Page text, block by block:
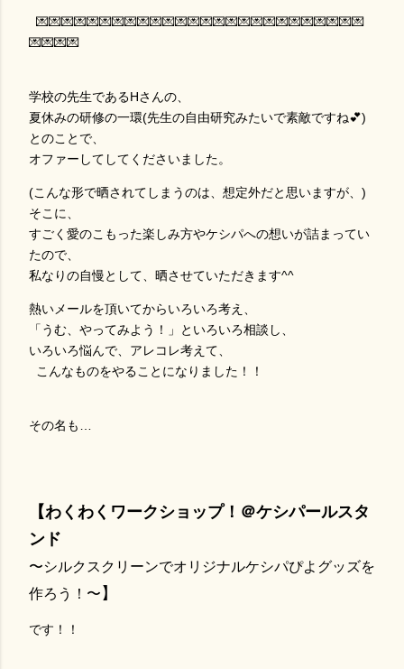
💌💌💌💌💌💌💌💌💌💌💌💌💌💌💌💌💌💌💌💌💌💌💌💌💌💌
💌💌💌💌
学校の先生であるHさんの、
夏休みの研修の一環(先生の自由研究みたいで素敵ですね💕)
とのことで、
オファーしてしてくださいました。
(こんな形で晒されてしまうのは、想定外だと思いますが、)
そこに、
すごく愛のこもった楽しみ方やケシパへの想いが詰まってい
たので、
私なりの自慢として、晒させていただきます^^
熱いメールを頂いてからいろいろ考え、
「うむ、やってみよう！」といろいろ相談し、
いろいろ悩んで、アレコレ考えて、
こんなものをやることになりました！！
その名も…
【わくわくワークショップ！＠ケシパールスタ
ンド
〜シルクスクリーンでオリジナルケシパぴよグッズを
作ろう！〜 】
です！！